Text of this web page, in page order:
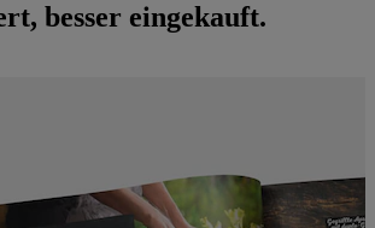
besser eingekauft.